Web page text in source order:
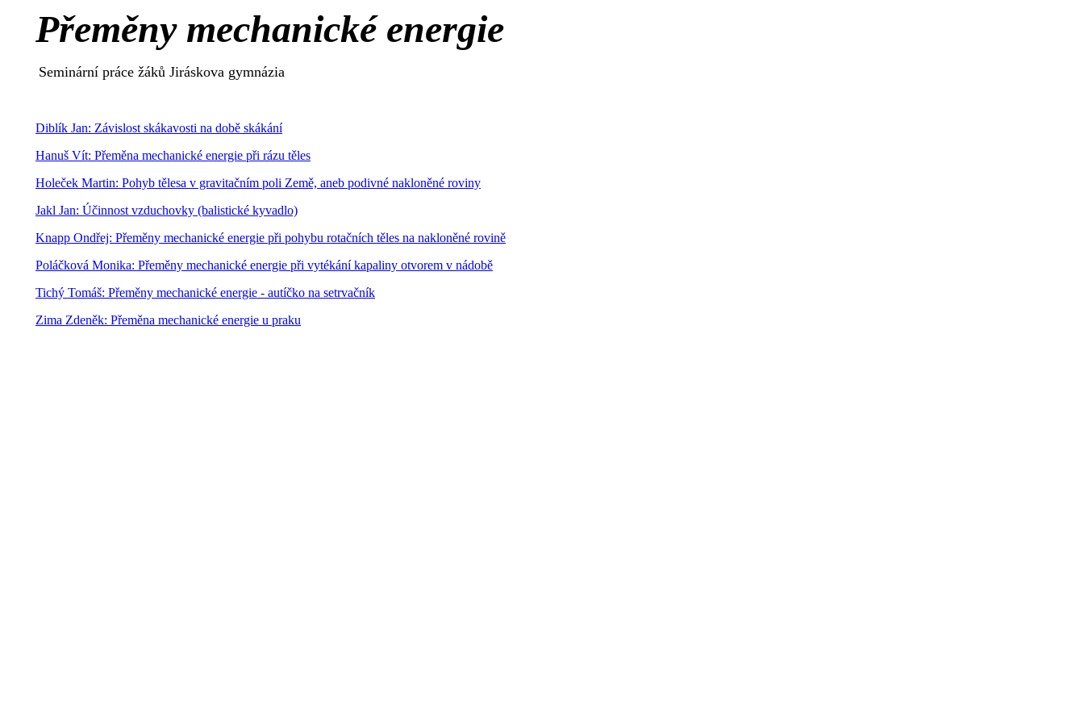
Přeměny mechanické energie
Seminární práce žáků Jiráskova gymnázia
Diblík Jan: Závislost skákavosti na době skákání
Hanuš Vít: Přeměna mechanické energie při rázu těles
Holeček Martin: Pohyb tělesa v gravitačním poli Země, aneb podivné nakloněné roviny
Jakl Jan: Účinnost vzduchovky (balistické kyvadlo)
Knapp Ondřej: Přeměny mechanické energie při pohybu rotačních těles na nakloněné rovině
Poláčková Monika: Přeměny mechanické energie při vytékání kapaliny otvorem v nádobě
Tichý Tomáš: Přeměny mechanické energie - autíčko na setrvačník
Zima Zdeněk: Přeměna mechanické energie u praku